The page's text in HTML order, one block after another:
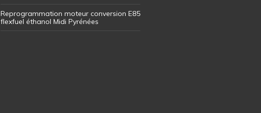
Reprogrammation moteur conversion E85
flexfuel éthanol Midi Pyrénées